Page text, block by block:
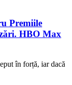
Premiile
HBO Max
în forță, iar dacă